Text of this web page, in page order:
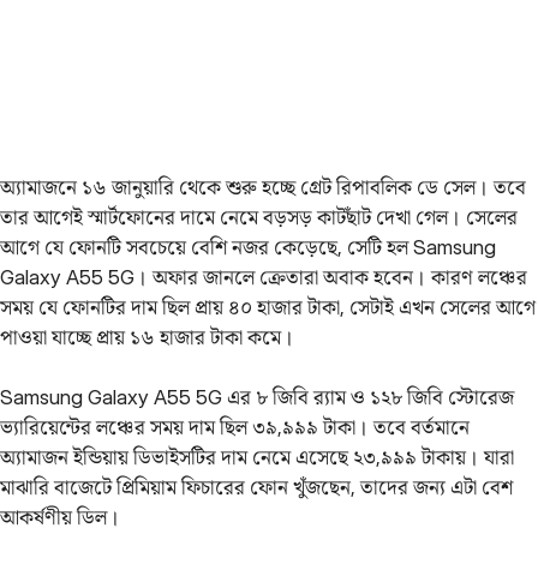
অ্যামাজনে ১৬ জানুয়ারি থেকে শুরু হচ্ছে গ্রেট রিপাবলিক ডে সেল। তবে
তার আগেই স্মার্টফোনের দামে নেমে বড়সড় কাটছাঁট দেখা গেল। সেলের
আগে যে ফোনটি সবচেয়ে বেশি নজর কেড়েছে, সেটি হল Samsung
Galaxy A55 5G। অফার জানলে ক্রেতারা অবাক হবেন। কারণ লঞ্চের
সময় যে ফোনটির দাম ছিল প্রায় ৪০ হাজার টাকা, সেটাই এখন সেলের আগে
পাওয়া যাচ্ছে প্রায় ১৬ হাজার টাকা কমে।
Samsung Galaxy A55 5G এর ৮ জিবি র‍্যাম ও ১২৮ জিবি স্টোরেজ
ভ্যারিয়েন্টের লঞ্চের সময়‌ দাম ছিল ৩৯,৯৯৯ টাকা। তবে বর্তমানে
অ্যামাজন ইন্ডিয়ায় ডিভাইসটির দাম নেমে এসেছে ২৩,৯৯৯ টাকায়। যারা
মাঝারি বাজেটে প্রিমিয়াম ফিচারের ফোন খুঁজছেন, তাদের জন্য এটা বেশ
আকর্ষণীয় ডিল।